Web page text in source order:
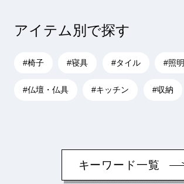
アイテム別で探す
#椅子 #寝具 #タイル #照明
#仏壇・仏具 #キッチン #収納
キーワード一覧